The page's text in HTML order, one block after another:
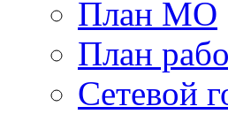
План МО
План
Сетевой